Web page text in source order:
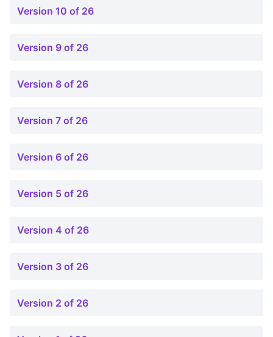
Version 10 of 26
Version 9 of 26
Version 8 of 26
Version 7 of 26
Version 6 of 26
Version 5 of 26
Version 4 of 26
Version 3 of 26
Version 2 of 26